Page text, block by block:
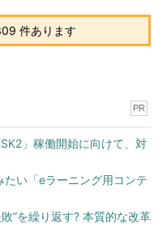
件あります
PR
」稼働開始に向けて、対
い「eラーニング用コンテ
”を繰り返す? 本質的な改革